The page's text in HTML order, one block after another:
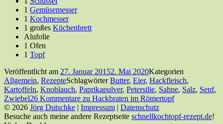
1 Gemüsemesser
1 Kochmesser
1 großes Küchenbrett
Alufolie
1 Ofen
1 Topf
Veröffentlicht am 27. Januar 20152. Mai 2020Kategorien
Allgemein, RezepteSchlagwörterButter, Eier, Hackfleisch,
Kartoffeln, Knoblauch, Paprikapulver, Petersilie, Sahne, Salz, Senf,
Zwiebel26 Kommentare zu Hackbraten im Römertopf
© 2026 Jörg Dutschke | Impressum | Datenschutz
Besuche auch meine andere Rezeptseite schnellkochtopf-rezept.de!